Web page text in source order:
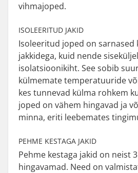
vihmajoped.
ISOLEERITUD JAKID
Isoleeritud joped on sarnased
jakkidega, kuid nende
isolatsioonikiht. See sobib
külmemate temperatuuride
kes tunnevad külma rohkem
joped on vähem hingavad ja
minna, eriti leebemates
PEHME KESTAGA JAKID
Pehme kestaga jakid on neist
hingavamad. Need on